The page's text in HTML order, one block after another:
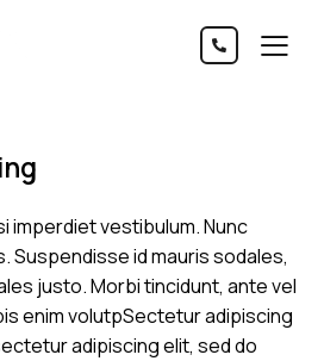
imperdiet vestibulum. Nunc
Suspendisse id mauris sodales,
justo. Morbi tincidunt, ante vel
enim volutpSectetur adipiscing
adipiscing elit, sed do